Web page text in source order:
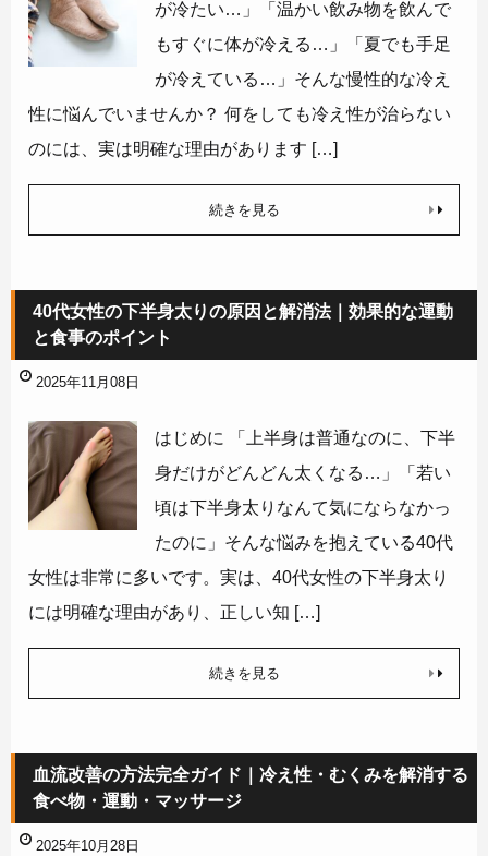
が冷たい…」「温かい飲み物を飲んで
もすぐに体が冷える…」「夏でも手足
が冷えている…」そんな慢性的な冷え
性に悩んでいませんか？ 何をしても冷え性が治らない
のには、実は明確な理由があります […]
続きを見る
40代女性の下半身太りの原因と解消法｜効果的な運動
と食事のポイント
2025年11月08日
はじめに 「上半身は普通なのに、下半
身だけがどんどん太くなる…」「若い
頃は下半身太りなんて気にならなかっ
たのに」そんな悩みを抱えている40代
女性は非常に多いです。実は、40代女性の下半身太り
には明確な理由があり、正しい知 […]
続きを見る
血流改善の方法完全ガイド｜冷え性・むくみを解消する
食べ物・運動・マッサージ
2025年10月28日